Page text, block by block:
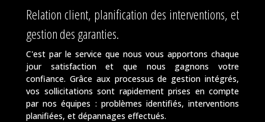
Relation client, planification des interventions, et
gestion des garanties.
C'est par le service que nous vous apportons chaque
jour satisfaction et que nous gagnons votre
confiance. Grâce aux processus de gestion intégrés,
vos sollicitations sont rapidement prises en compte
par nos équipes : problèmes identifiés, interventions
planifiées, et dépannages effectués.